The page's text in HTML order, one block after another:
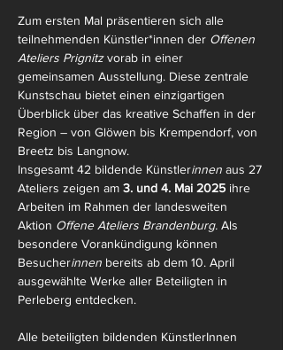
Zum ersten Mal präsentieren sich alle
teilnehmenden Künstler*innen der Offenen
Ateliers Prignitz vorab in einer
gemeinsamen Ausstellung. Diese zentrale
Kunstschau bietet einen einzigartigen
Überblick über das kreative Schaffen in der
Region – von Glöwen bis Krempendorf, von
Breetz bis Langnow.
Insgesamt 42 bildende Künstlerinnen aus 27
Ateliers zeigen am 3. und 4. Mai 2025 ihre
Arbeiten im Rahmen der landesweiten
Aktion Offene Ateliers Brandenburg. Als
besondere Vorankündigung können
Besucherinnen bereits ab dem 10. April
ausgewählte Werke aller Beteiligten in
Perleberg entdecken.
Alle beteiligten bildenden KünstlerInnen